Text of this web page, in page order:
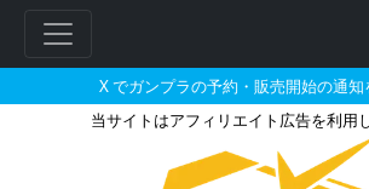
X でガンプラの予約・販売開始の通知
当サイトはアフィリエイト広告を利用
HG 1/144 ティエレン